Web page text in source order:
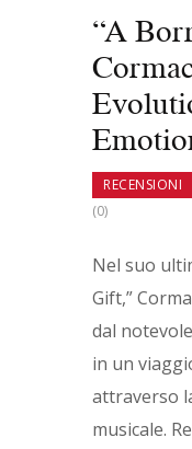
“A
RECENSIONI
(0)
Nel suo
Gift,”
dal
in un
attraverso
musicale.